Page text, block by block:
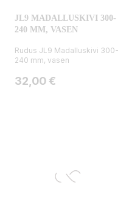
JL9 MADALLUSKIVI 300-
240 MM, VASEN
Rudus JL9 Madalluskivi 300-
240 mm, vasen
Hinta
32,00 €